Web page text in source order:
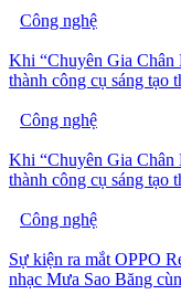
Công nghệ
Khi “Chuyên Gia Chân
thành công cụ sáng tạo
Công nghệ
Khi “Chuyên Gia Chân
thành công cụ sáng tạo
Công nghệ
Sự kiện ra mắt OPPO
nhạc Mưa Sao Băng